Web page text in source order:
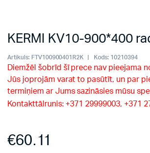
KERMI KV10-900*400
Artikuls: FTV100900401R2K Kods: 10210394
Diemžēl šobrīd šī prece nav pieejama
Jūs joprojām varat to pasūtīt, un par
termiņiem ar Jums sazināsies mūsu
Kontakttālrunis: +371 29999003, +371
€60.11